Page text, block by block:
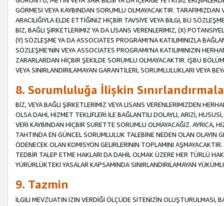
GÖRMESİ VEYA KAYBINDAN SORUMLU OLMAYACAKTIR.
ARACILIĞIYLA ELDE ETTİĞİNİZ HİÇBİR TAVSİYE VEYA BİLGİ, BU
BİZ, BAĞLI ŞİRKETLERİMİZ YA DA LİSANS VERENLERİMİZ, (X)
(Y) SÖZLEŞME YA DA ASSOCIATES PROGRAMI’NA KATILIMINIZLA
SÖZLEŞME’NİN VEYA ASSOCIATES PROGRAMI’NA KATILIMINIZIN
ZARARLARDAN HİÇBİR ŞEKİLDE SORUMLU OLMAYACAKTIR. İŞBU
VEYA SINIRLANDIRILAMAYAN GARANTİLERİ, SORUMLULUKLARI VEYA
8. Sorumluluğa İlişkin
BİZ, VEYA BAĞLI ŞİRKETLERİMİZ VEYA LİSANS VERENLERİMİZDEN
OLSA DAHİ, HİZMET TEKLİFLERİ İLE BAĞLANTILI DOLAYLI, ARIZİ,
VERİ KAYBINDAN HİÇBİR SURETTE SORUMLU OLMAYACAĞIZ. AYRICA,
TAHTINDA EN GÜNCEL SORUMLULUK TALEBİNE NEDEN OLAN OLAYIN
ÖDENECEK OLAN KOMİSYON GELİRLERİNİN TOPLAMINI
TEDBİR TALEP ETME HAKLARI DA DAHİL OLMAK ÜZERE HER TÜRLÜ
YÜRÜRLÜKTEKİ YASALAR KAPSAMINDA SINIRLANDIRILAMAYAN
9. Tazmin
İLGİLİ MEVZUATIN İZİN VERDİĞİ ÖLÇÜDE SİTENİZİN OLUŞTURULMASI,